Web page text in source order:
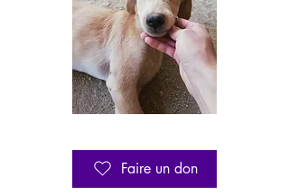
Faire un don